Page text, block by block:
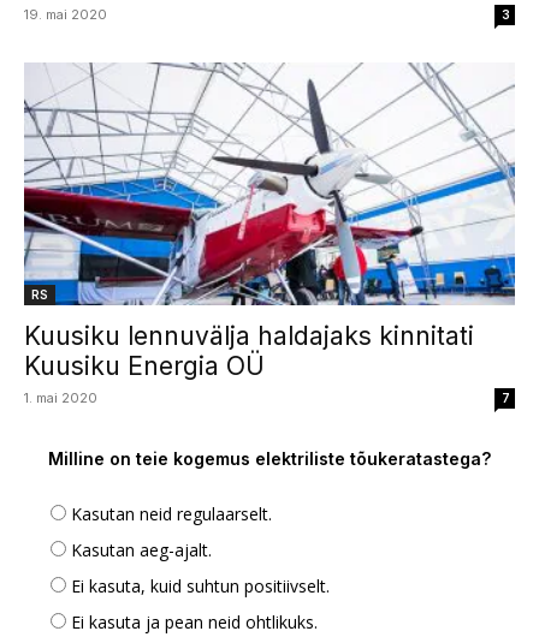
19. mai 2020 3
RS
Kuusiku lennuvälja haldajaks kinnitati
Kuusiku Energia OÜ
1. mai 2020 7
Milline on teie kogemus elektriliste tõukeratastega?
Kasutan neid regulaarselt.
Kasutan aeg-ajalt.
Ei kasuta, kuid suhtun positiivselt.
Ei kasuta ja pean neid ohtlikuks.